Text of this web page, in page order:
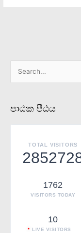
r
c
පාඨක පීඨය
TOTAL VISITORS
1762
VISITORS TODAY
10
LIVE VISITORS